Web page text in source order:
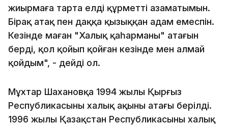
жиырмаға тарта елдің құрметті азаматымын.
Бірақ атақ пен даңққа қызыққан адам емеспін.
Кезінде маған "Халық қаһарманы" атағын
берді, қол қойып қойған кезінде мен алмай
қойдым", - дейді ол.
Мұхтар Шахановқа 1994 жылы Қырғыз
Республикасының халық ақыны атағы берілді.
1996 жылы Қазақстан Республикасының халық